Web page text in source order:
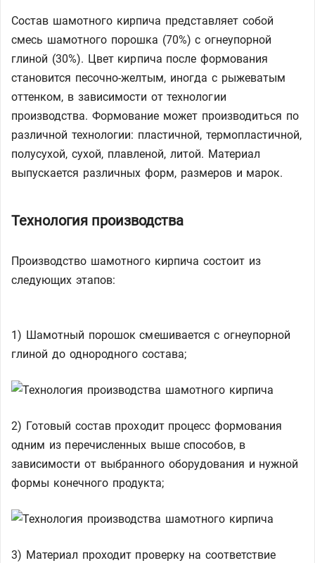
Состав шамотного кирпича представляет собой
смесь шамотного порошка (70%) с огнеупорной
глиной (30%). Цвет кирпича после формования
становится песочно-желтым, иногда с рыжеватым
оттенком, в зависимости от технологии
производства. Формование может производиться по
различной технологии: пластичной, термопластичной,
полусухой, сухой, плавленой, литой. Материал
выпускается различных форм, размеров и марок.
Технология производства
Производство шамотного кирпича состоит из
следующих этапов:
1) Шамотный порошок смешивается с огнеупорной
глиной до однородного состава;
2) Готовый состав проходит процесс формования
одним из перечисленных выше способов, в
зависимости от выбранного оборудования и нужной
формы конечного продукта;
3) Материал проходит проверку на соответствие